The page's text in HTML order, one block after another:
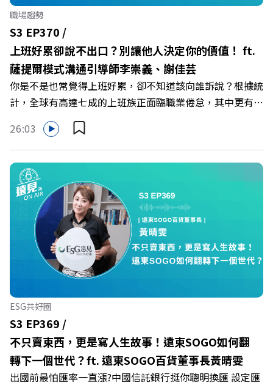
遠 +++++ 🫧清除腦袋的盲點，也順手理清生活的雜亂。 點
開看質感養成術>> https://gvmkt.pse.is/9al3px ✨關注
《遠見》更多的社群： LINE：https://reurl.cc/A4ELQp
IG：https://bit.ly/3AjBWNV YT：https://bit.ly/38jNi9k
Powered by Firstory Hosting
職場趨勢
S3 EP370 /
上班好累卻說不出口？別讓他人決定你的價值！ ft.
薩提爾模式溝通引導師李崇義、謝佳芸
你是不是也常覺得上班好累，卻不知道該向誰訴說？根據統
計，全球有高達七成的上班族正面臨職業倦怠，其中更有三
成默默承受著「沉默的倦怠」。當主管的期待、同儕的競爭
與承上啟下的壓力成為日常，身在職場的我們該如何停止無
止境的自我懷疑，在人際風暴中找回安頓內心的力量？ 本
集《遠見ON AIR》邀請新書《透視職場冰山》作者、薩提
爾模式溝通引導師李崇義與謝佳芸，教你如何看穿職場底層
的應對姿態，以及在緊湊的職場節奏中，修煉安頓心法！
🔺你的自我價值，難道只能由考績和主管來決定？ 🔺你或
你的同事，正在用哪種「不一致」的姿態應對壓力？ 🔺如
何在中高壓的「三明治主管」困境中全身而退？ 主持人／
遠見雜誌總編輯 林讓均 與談人／薩提爾模式溝通引導師、
作者 李崇義、謝佳芸 +++++ 🫧清除腦袋的盲點，也順手理
清生活的雜亂。 點開看質感養成術>>
https://gvmkt.pse.is/9al3px ✨關注《遠見》更多的社群：
LINE：https://reurl.cc/A4ELQp IG：
https://bit.ly/3AjBWNV YT：https://bit.ly/38jNi9k
Powered by Firstory Hosting
26:03
ESG共好圈
S3 EP369 /
不只賣東西，更是寫人生故事！遠東SOGO如何翻
轉下一個世代？ft. 遠東SOGO百貨董事長黃晴雯
出國前最怕匯率一直漲?中國信託銀行挺你聰明換匯 設定匯